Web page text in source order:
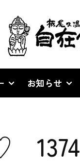
お知らせ
1374